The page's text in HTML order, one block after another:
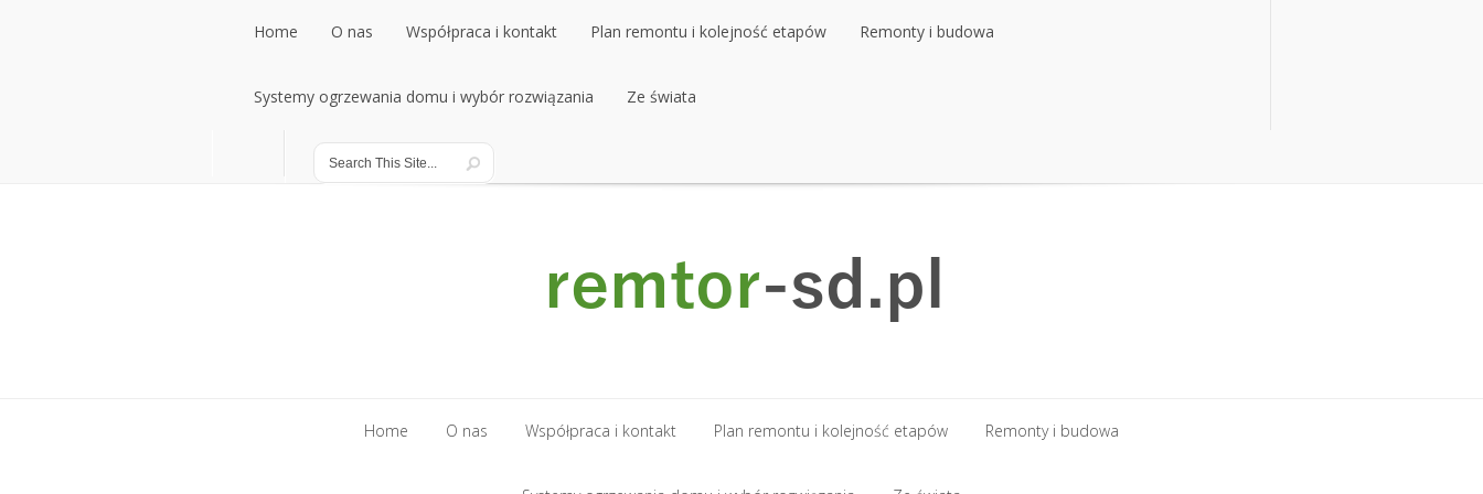
Home
Home
O nas
O nas
Współpraca i kontakt
Współpraca i kontakt
Plan remontu i kolejność etapów
Plan remontu i kolejność etapów
Remonty i budowa
Systemy ogrzewania domu i wybór rozwiązania
Systemy ogrzewania domu i wybór rozwiązania
Ze świata
Home O nas Współpraca i kontakt Plan remontu i kolejność etapów Remonty i budowa